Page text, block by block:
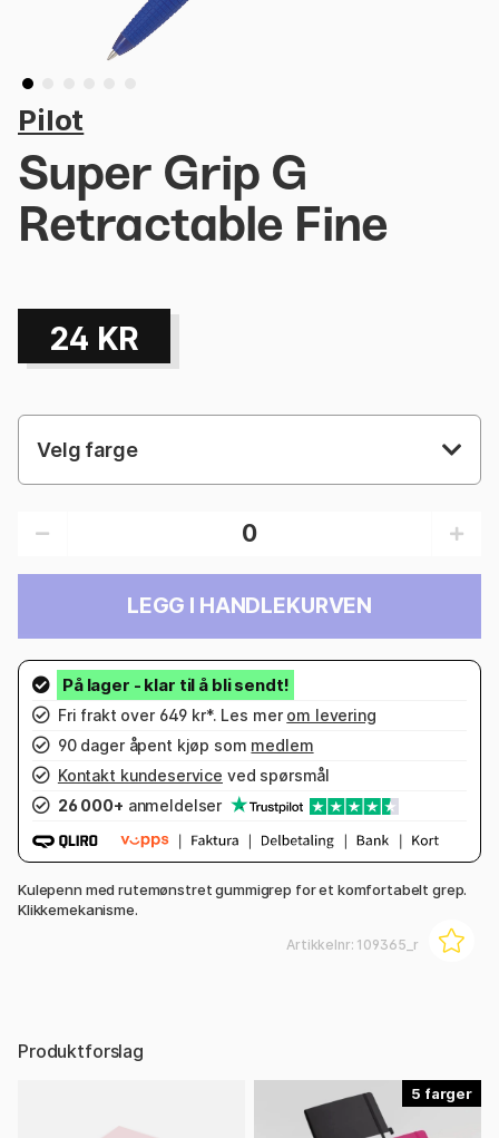
Pilot
Super Grip G
Retractable Fine
24 KR
Velg farge
LEGG I HANDLEKURVEN
Fri frakt over 649 kr*. Les mer om levering
90 dager åpent kjøp som medlem
Kontakt kundeservice ved spørsmål
26 000+ anmeldelser
Kulepenn med rutemønstret gummigrep for et komfortabelt grep.
Klikkemekanisme.
Artikkelnr: 109365_r
Produktforslag
5